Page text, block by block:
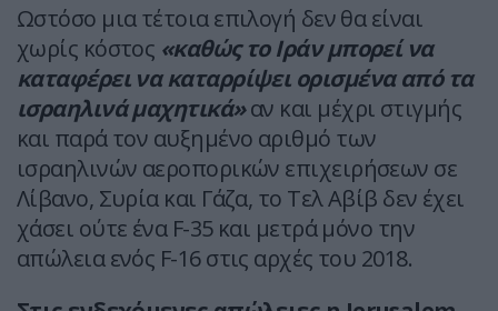
Ωστόσο μια τέτοια επιλογή δεν θα είναι
χωρίς κόστος «καθώς το Ιράν μπορεί να
καταφέρει να καταρρίψει ορισμένα από τα
ισραηλινά μαχητικά»αν και μέχρι στιγμής
και παρά τον αυξημένο αριθμό των
ισραηλινών αεροπορικών επιχειρήσεων σε
Λίβανο, Συρία και Γάζα, το Τελ Αβίβ δεν έχει
χάσει ούτε ένα F-35 και μετρά μόνο την
απώλεια ενός F-16 στις αρχές του 2018.